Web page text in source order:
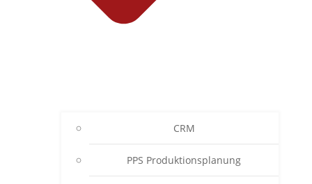
CRM
PPS Produktionsplanung